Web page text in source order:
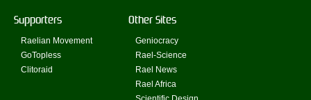
Supporters
Raelian Movement
GoTopless
Clitoraid
Other Sites
Geniocracy
Rael-Science
Rael News
Rael Africa